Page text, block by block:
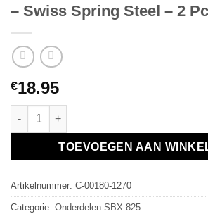
– Swiss Spring Steel – 2
€18.95
Team Corally - Turnbuckle - M5 - 45mm
TOEVOEGEN AAN
Artikelnummer: C-00180-1270
Categorie: Onderdelen SBX 825